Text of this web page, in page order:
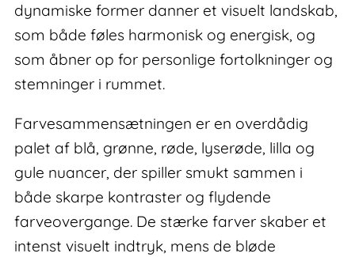
dynamiske former danner et visuelt landskab,
som både føles harmonisk og energisk, og
som åbner op for personlige fortolkninger og
stemninger i rummet.
Farvesammensætningen er en overdådig
palet af blå, grønne, røde, lyserøde, lilla og
gule nuancer, der spiller smukt sammen i
både skarpe kontraster og flydende
farveovergange. De stærke farver skaber et
intenst visuelt indtryk, mens de bløde